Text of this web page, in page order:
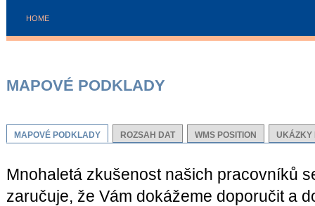
HOME
MAPOVÉ PODKLADY
MAPOVÉ PODKLADY ROZSAH DAT WMS POSITION UKÁZKY
Mnohaletá zkušenost našich pracovníků
zaručuje, že Vám dokážeme doporučit a